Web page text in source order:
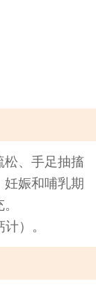
松、手足抽搐
妊娠和哺乳期
）。